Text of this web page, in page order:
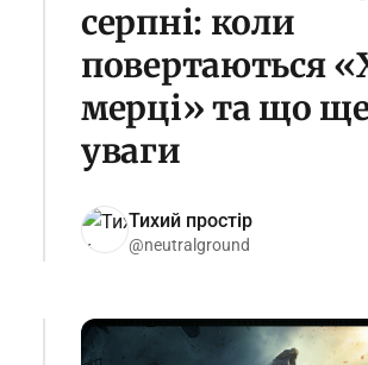
серпні: коли
повертаються
мерці» та що
уваги
Тихий простір
@neutralground